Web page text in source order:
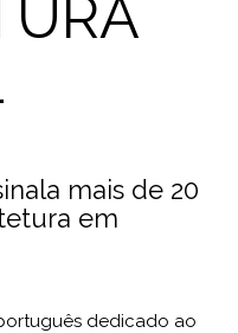
mais de 20
em
dedicado ao